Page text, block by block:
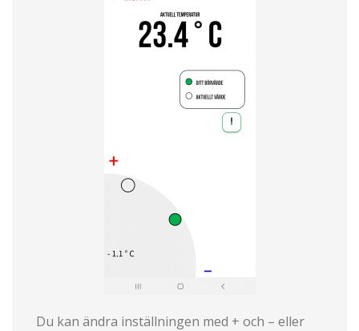
Du kan ändra inställningen med + och – eller